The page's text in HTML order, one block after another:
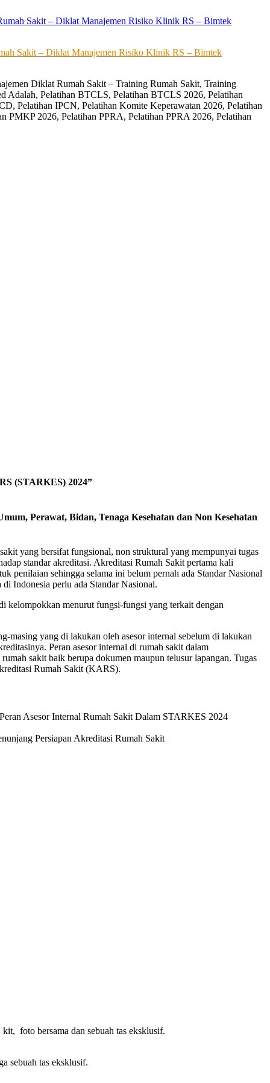
Sakit – Diklat Manajemen Risiko Klinik RS – Bimtek
Diklat Rumah Sakit – Training Rumah Sakit, Training
Adalah, Pelatihan BTCLS, Pelatihan BTCLS 2026, Pelatihan
Pelatihan IPCN, Pelatihan Komite Keperawatan 2026, Pelatihan
PMKP 2026, Pelatihan PPRA, Pelatihan PPRA 2026, Pelatihan
(STARKES) 2024”
Perawat, Bidan, Tenaga Kesehatan dan Non Kesehatan
yang bersifat fungsional, non struktural yang mempunyai tugas
standar akreditasi. Akreditasi Rumah Sakit pertama kali
penilaian sehingga selama ini belum pernah ada Standar Nasional
Indonesia perlu ada Standar Nasional.
kelompokkan menurut fungsi-fungsi yang terkait dengan
masing yang di lakukan oleh asesor internal sebelum di lakukan
Peran asesor internal di rumah sakit dalam
sakit baik berupa dokumen maupun telusur lapangan. Tugas
Rumah Sakit (KARS).
Asesor Internal Rumah Sakit Dalam STARKES 2024
Persiapan Akreditasi Rumah Sakit
foto bersama dan sebuah tas eksklusif.
sebuah tas eksklusif.